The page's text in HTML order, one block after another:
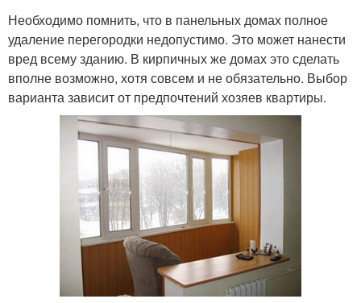
Необходимо помнить, что в панельных домах полное
удаление перегородки недопустимо. Это может нанести
вред всему зданию. В кирпичных же домах это сделать
вполне возможно, хотя совсем и не обязательно. Выбор
варианта зависит от предпочтений хозяев квартиры.